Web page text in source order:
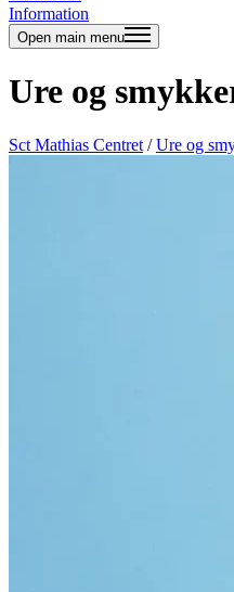
Information
Open main menu
Ure og
Sct Mathias Centret /Ure og